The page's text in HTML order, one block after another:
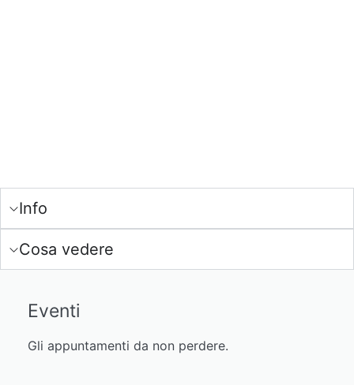
Info
Cosa vedere
Eventi
Gli appuntamenti da non perdere.